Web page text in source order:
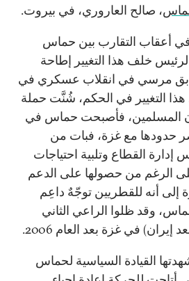
، صالح العاروري، في بيروت.
أعقاب التقارب بين حماس
خلف هذا التغيير إطاحة
مرسي في انقلاب عسكري في
2013. وبعد هذا التغيير في الحكم، شُنَّت حملة
المسلمين، فأصبحت حماس في
مع غزة، فبات من
القطاع وتلبية احتياجات
الرغم من حصولها على الدعم
إلى أنه للقطريين توجّهٌ داعِم
وقد ظلوا الراعي الثاني
في غزة بعد العام 2006.
القيادة السياسية لحماس